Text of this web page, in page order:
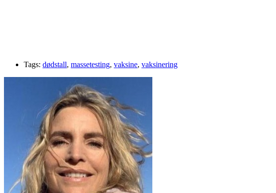
Tags: dødstall, massetesting, vaksine, vaksinering